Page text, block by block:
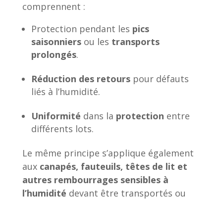
comprennent :
Protection pendant les pics
saisonniersou les transports
prolongés.
Réduction des retourspour défauts
liés à l’humidité.
Uniformité dans la protection entre
différents lots.
Le même principe s’applique également
aux canapés, fauteuils, têtes de lit et
autres rembourrages sensibles à
l’humidité devant être transportés ou